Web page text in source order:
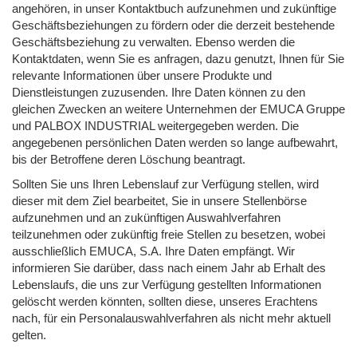
angehören, in unser Kontaktbuch aufzunehmen und zukünftige
Geschäftsbeziehungen zu fördern oder die derzeit bestehende
Geschäftsbeziehung zu verwalten. Ebenso werden die
Kontaktdaten, wenn Sie es anfragen, dazu genutzt, Ihnen für Sie
relevante Informationen über unsere Produkte und
Dienstleistungen zuzusenden. Ihre Daten können zu den
gleichen Zwecken an weitere Unternehmen der EMUCA Gruppe
und PALBOX INDUSTRIAL weitergegeben werden. Die
angegebenen persönlichen Daten werden so lange aufbewahrt,
bis der Betroffene deren Löschung beantragt.
Sollten Sie uns Ihren Lebenslauf zur Verfügung stellen, wird
dieser mit dem Ziel bearbeitet, Sie in unsere Stellenbörse
aufzunehmen und an zukünftigen Auswahlverfahren
teilzunehmen oder zukünftig freie Stellen zu besetzen, wobei
ausschließlich EMUCA, S.A. Ihre Daten empfängt. Wir
informieren Sie darüber, dass nach einem Jahr ab Erhalt des
Lebenslaufs, die uns zur Verfügung gestellten Informationen
gelöscht werden könnten, sollten diese, unseres Erachtens
nach, für ein Personalauswahlverfahren als nicht mehr aktuell
gelten.